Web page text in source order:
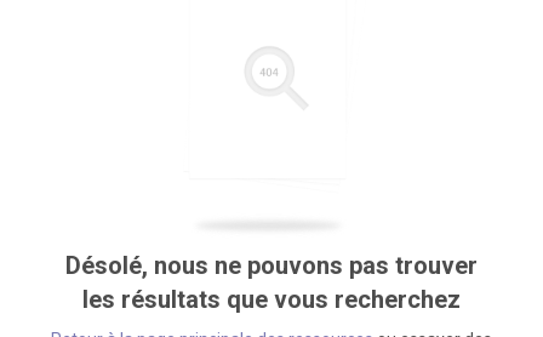
Désolé, nous ne pouvons pas trouver
les résultats que vous recherchez